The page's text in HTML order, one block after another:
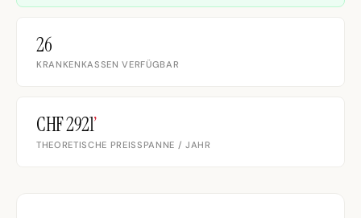
26
KRANKENKASSEN VERFÜGBAR
CHF 2921’
THEORETISCHE PREISSPANNE / JAHR